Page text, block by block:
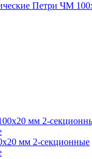
Петри ЧМ
мм 2-секционные